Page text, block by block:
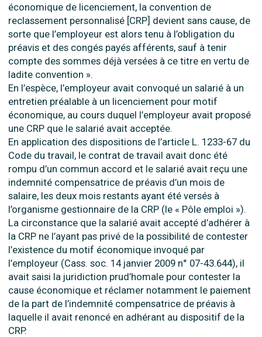
économique de licenciement, la convention de
reclassement personnalisé [CRP] devient sans cause, de
sorte que l’employeur est alors tenu à l’obligation du
préavis et des congés payés afférents, sauf à tenir
compte des sommes déjà versées à ce titre en vertu de
ladite convention ».
En l’espèce, l’employeur avait convoqué un salarié à un
entretien préalable à un licenciement pour motif
économique, au cours duquel l’employeur avait proposé
une CRP que le salarié avait acceptée.
En application des dispositions de l’article L. 1233-67 du
Code du travail, le contrat de travail avait donc été
rompu d’un commun accord et le salarié avait reçu une
indemnité compensatrice de préavis d’un mois de
salaire, les deux mois restants ayant été versés à
l’organisme gestionnaire de la CRP (le « Pôle emploi »).
La circonstance que la salarié avait accepté d’adhérer à
la CRP ne l’ayant pas privé de la possibilité de contester
l’existence du motif économique invoqué par
l’employeur (Cass. soc. 14 janvier 2009 n° 07-43.644), il
avait saisi la juridiction prud’homale pour contester la
cause économique et réclamer notamment le paiement
de la part de l’indemnité compensatrice de préavis à
laquelle il avait renoncé en adhérant au dispositif de la
CRP.